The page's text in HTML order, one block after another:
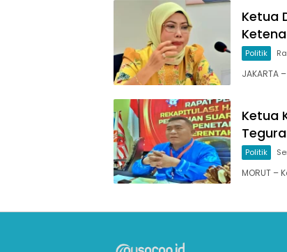
Ketua
Politik
JAKARTA
Ketua
Politik
MORUT –